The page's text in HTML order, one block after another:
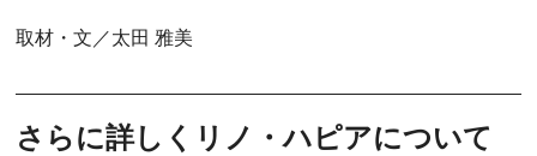
取材・文／太田 雅美
さらに詳しくリノ・ハピアについて